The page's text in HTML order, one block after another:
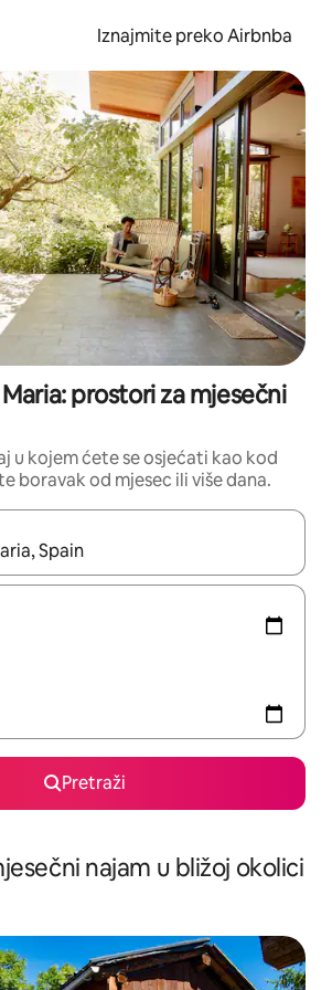
Iznajmite preko Airbnba
prostori za mjesečni
u kojem ćete se osjećati kao kod
boravak od mjesec ili više dana.
rezultati, moći ćete ih pregledati
Pretraži
najam u bližoj okolici